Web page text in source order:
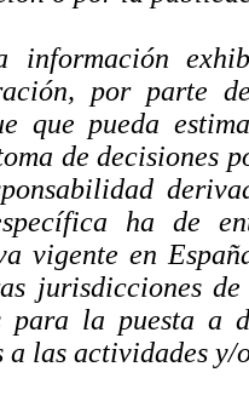
información
por parte
que pueda
de decisiones
ha de
vigente en
jurisdicciones
para la puesta a
a las actividades y/